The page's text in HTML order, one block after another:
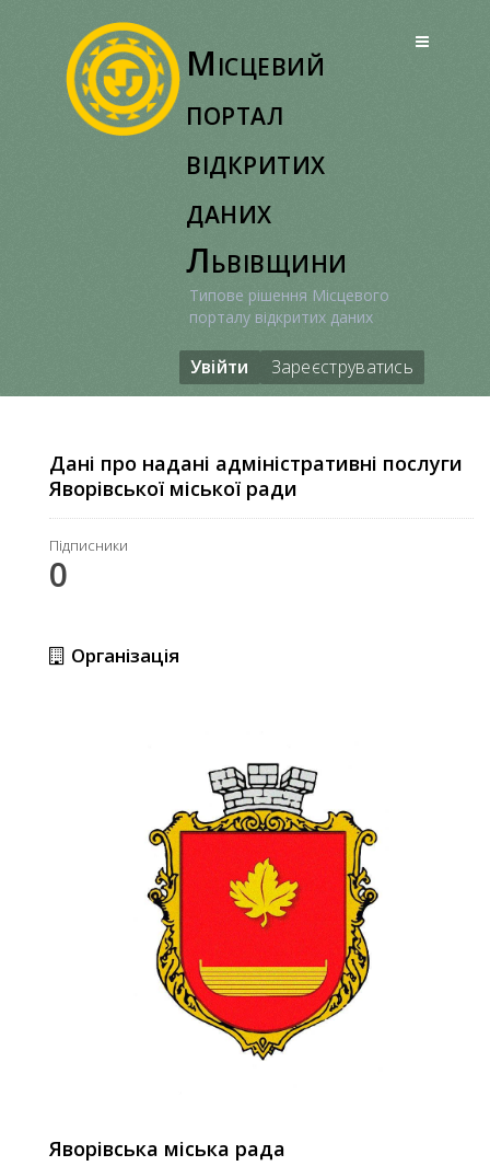
Місцевий
портал
відкритих
даних
Львівщини
Типове рішення Місцевого
порталу відкритих даних
Увійти Зареєструватись
Дані про надані адміністративні послуги
Яворівської міської ради
Підписники
0
Організація
Яворівська міська рада